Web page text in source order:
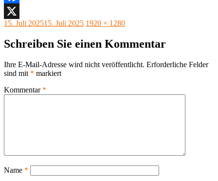
Facebook
X
Veröffentlicht
15. Juli 202515. Juli 2025 Originalgröße
1920 × 1280
Schreiben Sie einen Kommentar
Ihre E-Mail-Adresse wird nicht veröffentlicht. Erforderliche Felder
sind mit * markiert
Kommentar *
Name *